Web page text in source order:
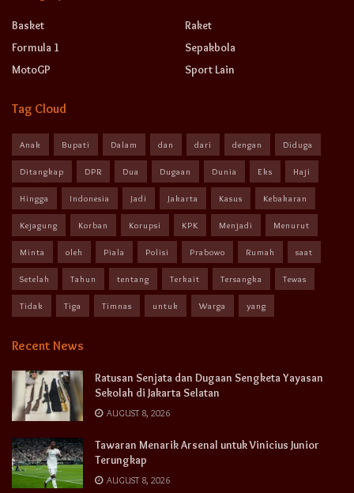
Basket
Formula 1
MotoGP
Raket
Sepakbola
Sport Lain
Tag Cloud
Anak Bupati Dalam dan dari dengan Diduga
Ditangkap DPR Dua Dugaan Dunia Eks Haji
Hingga Indonesia Jadi Jakarta Kasus Kebakaran
Kejagung Korban Korupsi KPK Menjadi Menurut
Minta oleh Piala Polisi Prabowo Rumah saat
Setelah Tahun tentang Terkait Tersangka Tewas
Tidak Tiga Timnas untuk Warga yang
Recent News
Ratusan Senjata dan Dugaan Sengketa Yayasan
Sekolah di Jakarta Selatan
AUGUST 8, 2026
Tawaran Menarik Arsenal untuk Vinicius Junior
Terungkap
AUGUST 8, 2026